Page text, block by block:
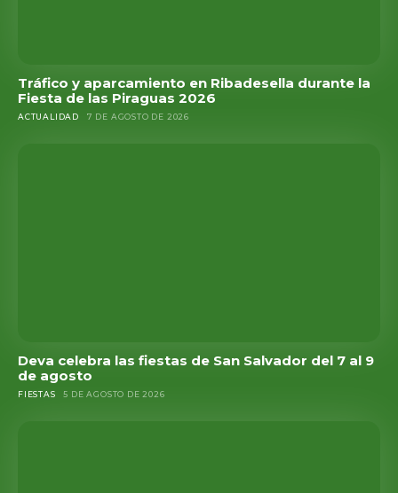
Tráfico y aparcamiento en Ribadesella durante la
Fiesta de las Piraguas 2026
ACTUALIDAD 7 DE AGOSTO DE 2026
Deva celebra las fiestas de San Salvador del 7 al 9
de agosto
FIESTAS 5 DE AGOSTO DE 2026